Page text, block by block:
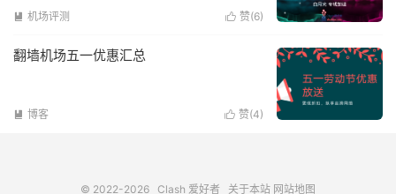
 赞(6)
 机场评测
翻墙机场五一优惠汇总
 赞(4)
 博客
© 2022-2026 Clash 爱好者 关于本站 网站地图